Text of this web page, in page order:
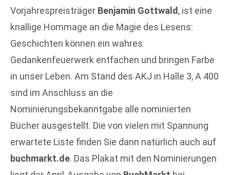
Vorjahrespreisträger Benjamin Gottwald , ist eine
knallige Hommage an die Magie des Lesens:
Geschichten können ein wahres
Gedankenfeuerwerk entfachen und bringen Farbe
in unser Leben. Am Stand des AKJ in Halle 3, A 400
sind im Anschluss an die
Nominierungsbekanntgabe alle nominierten
Bücher ausgestellt. Die von vielen mit Spannung
erwartete Liste finden Sie dann natürlich auch auf
buchmarkt.de. Das Plakat mit den Nominierungen